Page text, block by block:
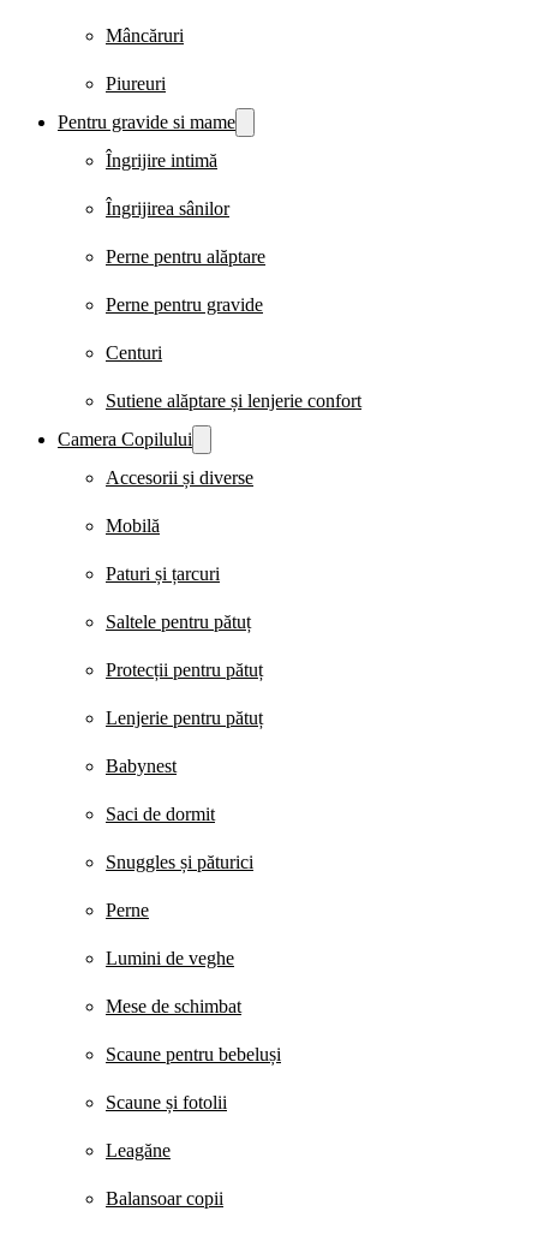
Mâncăruri
Piureuri
Pentru gravide si mame
Îngrijire intimă
Îngrijirea sânilor
Perne pentru alăptare
Perne pentru gravide
Centuri
Sutiene alăptare și lenjerie confort
Camera Copilului
Accesorii și diverse
Mobilă
Paturi și țarcuri
Saltele pentru pătuț
Protecții pentru pătuț
Lenjerie pentru pătuț
Babynest
Saci de dormit
Snuggles și păturici
Perne
Lumini de veghe
Mese de schimbat
Scaune pentru bebeluși
Scaune și fotolii
Leagăne
Balansoar copii